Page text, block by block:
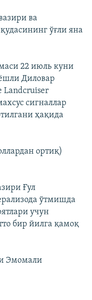
ва
ўғли яна
22 июль куни
Диловар
Landcruiser
сигналлар
ҳақида
ортиқ)
Ғул
ўтмишда
учун
бир йилга қамоқ
Эмомали